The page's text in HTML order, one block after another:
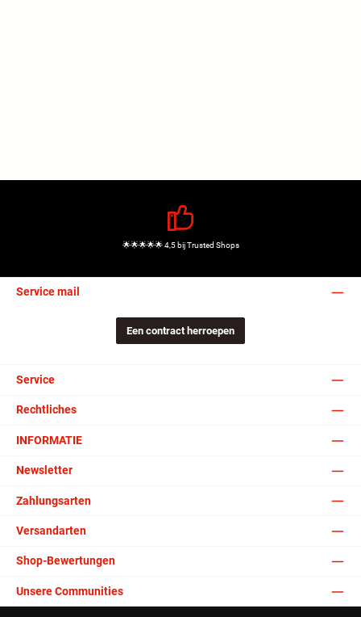
🌟🌟🌟🌟🌟 4,5 bij Trusted Shops
Service mail
Een contract herroepen
Service
Rechtliches
INFORMATIE
Newsletter
Zahlungsarten
Versandarten
Shop-Bewertungen
Unsere Communities